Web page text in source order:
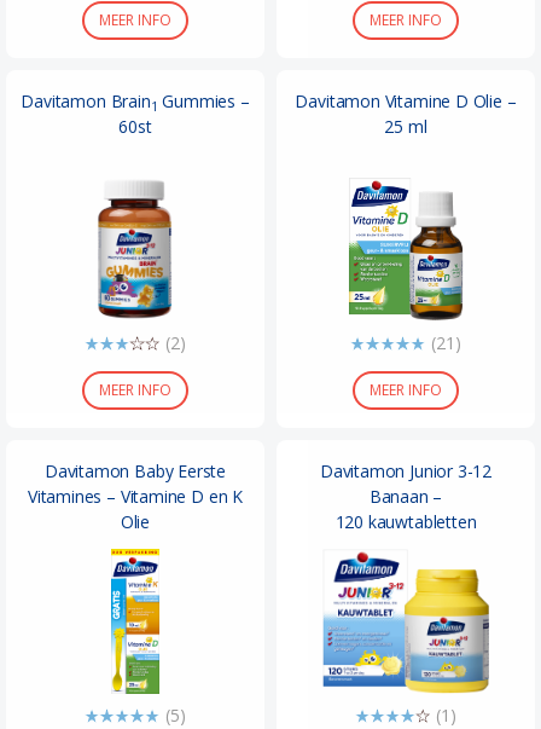
MEER INFO MEER INFO
Davitamon Brain1 Gummies –
60st
MEER INFO
(2)
Davitamon Vitamine D Olie –
25 ml
MEER INFO
(21)
Davitamon Baby Eerste
Vitamines – Vitamine D en K
Olie
(5)
Davitamon Junior 3-12
Banaan –
120 kauwtabletten
(1)